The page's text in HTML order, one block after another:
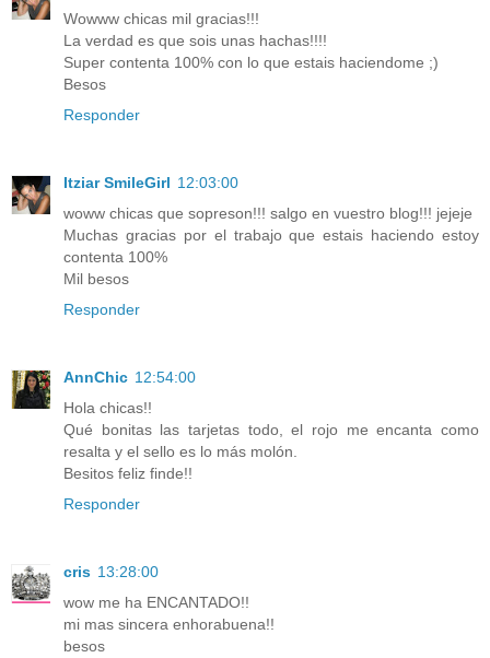
Wowww chicas mil gracias!!!
La verdad es que sois unas hachas!!!!
Super contenta 100% con lo que estais haciendome ;)
Besos
Responder
Itziar SmileGirl 12:03:00
woww chicas que sopreson!!! salgo en vuestro blog!!! jejeje
Muchas gracias por el trabajo que estais haciendo estoy
contenta 100%
Mil besos
Responder
AnnChic 12:54:00
Hola chicas!!
Qué bonitas las tarjetas todo, el rojo me encanta como
resalta y el sello es lo más molón.
Besitos feliz finde!!
Responder
cris 13:28:00
wow me ha ENCANTADO!!
mi mas sincera enhorabuena!!
besos